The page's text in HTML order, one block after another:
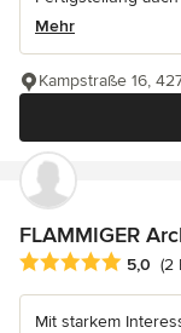
Mehr
Kampstraße 16,
FLAMMIGER
Durchschnittliche
5,0 (2
Mit starkem